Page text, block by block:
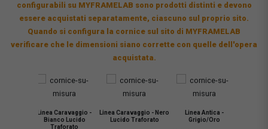
configurabili su MYFRAMELAB sono prodotti distinti e devono
essere acquistati separatamente, ciascuno sul proprio sito.
Quando si configura la cornice sul sito di MYFRAMELAB
verificare che le dimensioni siano corrette con quelle dell'opera
acquistata.